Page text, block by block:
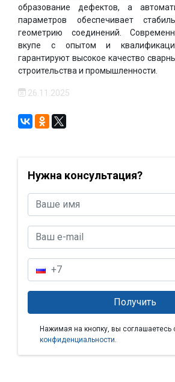
образование дефектов, а
параметров обеспечивает
геометрию соединений.
вкупе с опытом и
гарантируют высокое качество
строительства и промышленности.
26.11.2025
Нужна консультация?
Нажимая на кнопку, вы соглашаетесь
конфиденциальности